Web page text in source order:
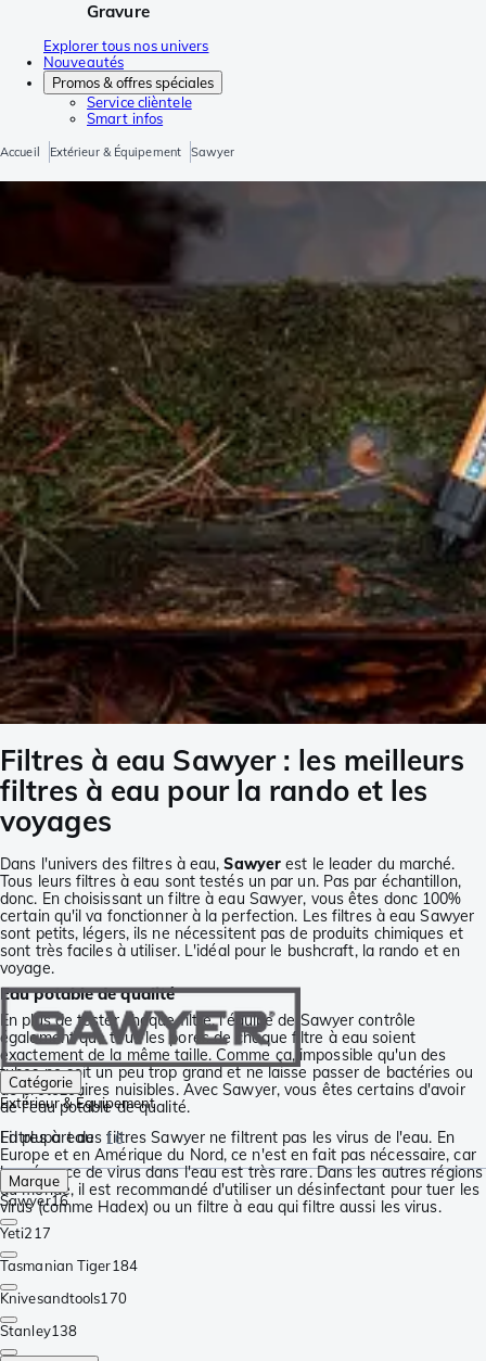
Gravure
Explorer tous nos univers
Nouveautés
Promos & offres spéciales
Service clièntele
Smart infos
Accueil Extérieur & Équipement Sawyer
Filtres à eau Sawyer : les meilleurs
filtres à eau pour la rando et les
voyages
Dans l'univers des filtres à eau,Sawyer est le leader du marché.
Tous leurs filtres à eau sont testés un par un. Pas par échantillon,
donc. En choisissant un filtre à eau Sawyer, vous êtes donc 100%
certain qu'il va fonctionner à la perfection. Les filtres à eau Sawyer
sont petits, légers, ils ne nécessitent pas de produits chimiques et
sont très faciles à utiliser. L'idéal pour le bushcraft, la rando et en
voyage.
Eau potable de qualité
En plus de tester chaque filtre, l'équipe de Sawyer contrôle
également que tous les pores de chaque filtre à eau soient
exactement de la même taille. Comme ça, impossible qu'un des
tubes ne soit un peu trop grand et ne laisse passer de bactéries ou
de protozoaires nuisibles. Avec Sawyer, vous êtes certains d'avoir
de l'eau potable de qualité.
La plupart des filtres Sawyer ne filtrent pas les virus de l'eau. En
Europe et en Amérique du Nord, ce n'est en fait pas nécessaire, car
la présence de virus dans l'eau est très rare. Dans les autres régions
du monde, il est recommandé d'utiliser un désinfectant pour tuer les
virus (comme Hadex) ou un filtre à eau qui filtre aussi les virus.
Catégorie
Extérieur & Équipement
Filtres à eau 16
Marque
Sawyer16
Yeti217
Tasmanian Tiger184
Knivesandtools170
Stanley138